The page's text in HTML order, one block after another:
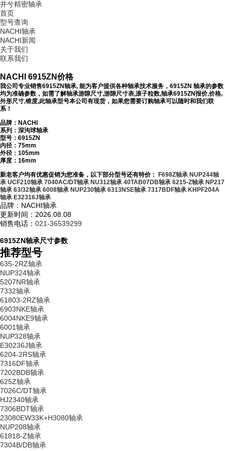
井兮精密轴承
首页
型号查询
NACHI轴承
NACHI新闻
关于我们
联系我们
NACHI 6915ZN价格
我公司专业销售6915ZN轴承, 能为客户提供各种轴承技术服务，6915ZN 轴承的参数
均为准确参数，如需了解轴承游隙尺寸,游隙尺寸表,滚子粒数,轴承6915ZN报价,价格,
外形尺寸,锥度,此轴承型号本公司有现货，如果您需要订购轴承可以随时和我们联
系！
品牌：NACHI
系列：深沟球轴承
型号： 6915ZN
内径：75mm
外径：105mm
厚度：16mm
新老客户均有优惠促销为您准备，以下部分型号还有特价： F698Z轴承 NUP244轴
承 UCF210轴承 7040AC/DT轴承 NU312轴承 40TAB07DB轴承 6215-Z轴承 NP217
轴承 63/32轴承 6008轴承 NUP230轴承 6313NSE轴承 7317BDF轴承 KHPF204A
轴承 E32316J轴承
品牌：NACHI轴承
更新时间：2026.08.08
销售电话： 021-36539299
6915ZN轴承尺寸参数
推荐型号
635-2RZ轴承
NUP324轴承
5207NR轴承
7332轴承
61803-2RZ轴承
6903NKE轴承
6004NKE9轴承
6001轴承
NUP328轴承
E30236J轴承
6204-2RS轴承
7316DF轴承
7202BDB轴承
625Z轴承
7026C/DT轴承
HJ2340轴承
7306BDT轴承
23080EW33K+H3080轴承
NUP208轴承
61818-Z轴承
7304B/DB轴承